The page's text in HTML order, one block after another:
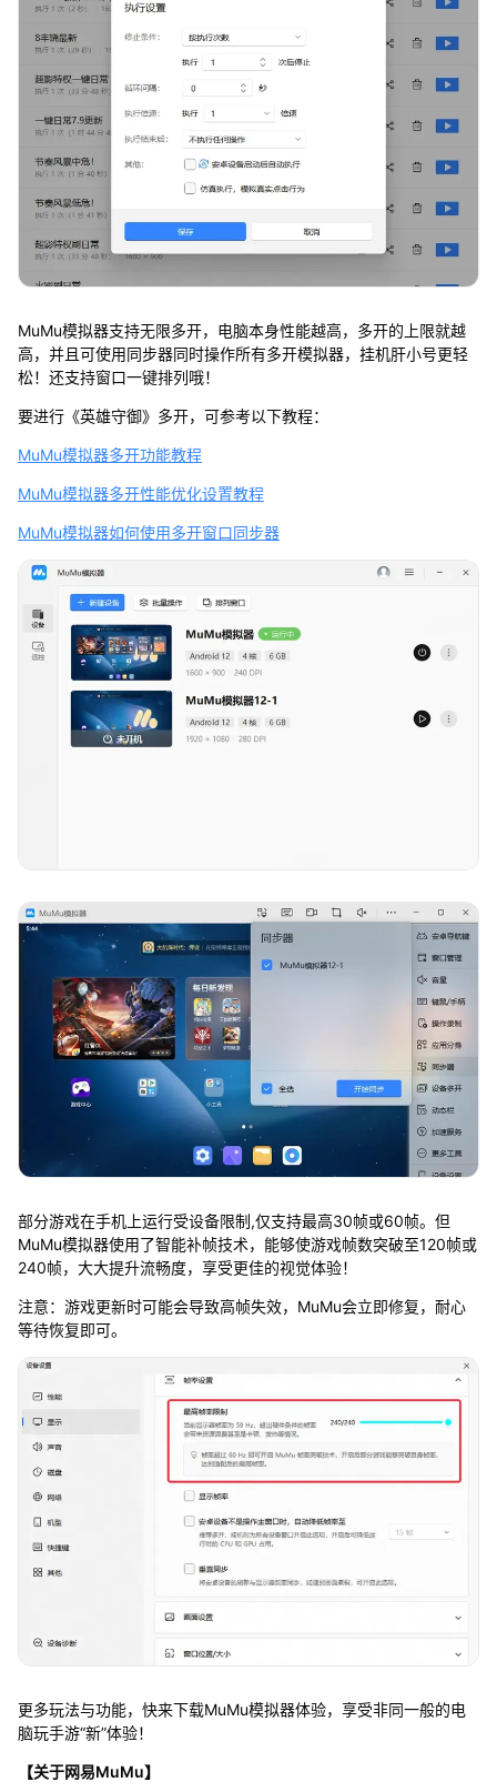
MuMu模拟器支持无限多开，电脑本身性能越高，多开的上限就越
高，并且可使用同步器同时操作所有多开模拟器，挂机肝小号更轻
松！还支持窗口一键排列哦！
要进行《英雄守御》多开，可参考以下教程：
MuMu模拟器多开功能教程
MuMu模拟器多开性能优化设置教程
MuMu模拟器如何使用多开窗口同步器
部分游戏在手机上运行受设备限制,仅支持最高30帧或60帧。但
MuMu模拟器使用了智能补帧技术，能够使游戏帧数突破至120帧或
240帧，大大提升流畅度，享受更佳的视觉体验！
注意：游戏更新时可能会导致高帧失效，MuMu会立即修复，耐心
等待恢复即可。
更多玩法与功能，快来下载MuMu模拟器体验，享受非同一般的电
脑玩手游“新”体验！
【关于网易MuMu】